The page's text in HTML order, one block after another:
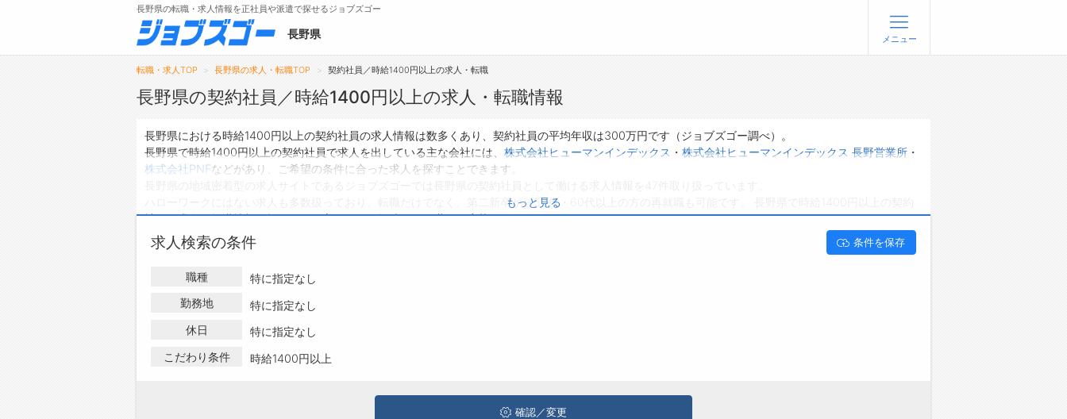
メニュー
トップ
長野県の求人検索で選ばれる理由
転職支援サービスについて
転職支援サービス
ジョブズゴーについて
長野県の転職・求人情報を正社員や派遣で探せるジョブズゴー
長野県 メニュー
転職・求人TOP 長野県の求人・転職TOP 契約社員／時給1400円以上の求人・転職
長野県の契約社員／時給1400円以上の求人・転職情報
長野県における時給1400円以上の契約社員の求人情報は数多くあり、契約社員の平均年収は300万円です（ジョブズゴー調べ）。
長野県で時給1400円以上の契約社員で求人を出している主な会社には、 株式会社ヒューマンインデックス ・ 株式会社ヒューマンインデックス 長野営業所 ・
株式会社PNFなどがあり、ご希望の条件に合った求人を探すことできます。
ハローワークにはない求人も多数扱っており、転職だけでなく、第二新卒から50代・60代以上の方の再就職も可能です。 長野県で時給1400円以上の契約
社員の求人・転職情報を探している方は、ぜひ興味のある職種に応募してみてくださいね。
もっと見る
求人検索の条件 条件を保存
職種
特に指定なし
勤務地
特に指定なし
休日
特に指定なし
こだわり条件
時給1400円以上
確認／変更